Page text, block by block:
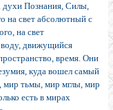
духи Познания, Силы,
на свет абсолютный с
на свет
движущийся
время. Они
куда вошел самый
мир тьмы, мир мглы, мир
есть в мирах